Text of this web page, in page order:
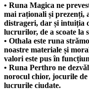
• Runa Magica ne
mai raționali și prezenți,
distrageri, dar și intuiția
lucrurilor, de a scoate la
• Othala este runa
noastre materiale și
valori este pus în
• Runa Perthro ne
norocul chior, jocurile de
lucrurile ciudate.